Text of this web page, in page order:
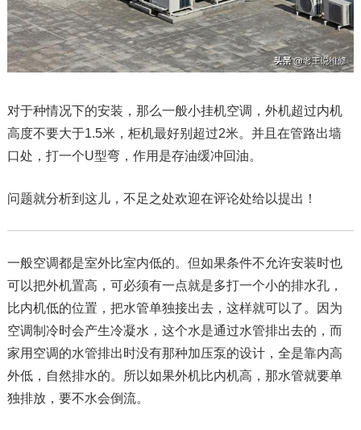
对于种情况下的安装，那么一般小挂机空调，外机超过内机
高度不要大于1.5米，柜机最好别超过2米。并且在管路出墙
口处，打一个U型弯，作用是存油缓冲回油。
问题就分析到这儿，不足之处欢迎在评论处给以提出！
一般空调都是室外比室内低的。但如果条件不允许安装时也
可以把外机置高，可必须有一点就是多打一个小的排水孔，
比内机低的位置，把水管单独接出去，这样就可以了。因为
空调制冷时会产生冷凝水，这个水是通过水管排出去的，而
家用空调的水管排出时没有那种加压泵的设计，全是靠内高
外低，自然排水的。所以如果外机比内机高，那水管就要单
独排放，要不水会倒流。